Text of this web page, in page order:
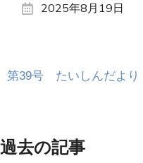
2025年8月19日
第39号 たいしんだよ
過去の記事